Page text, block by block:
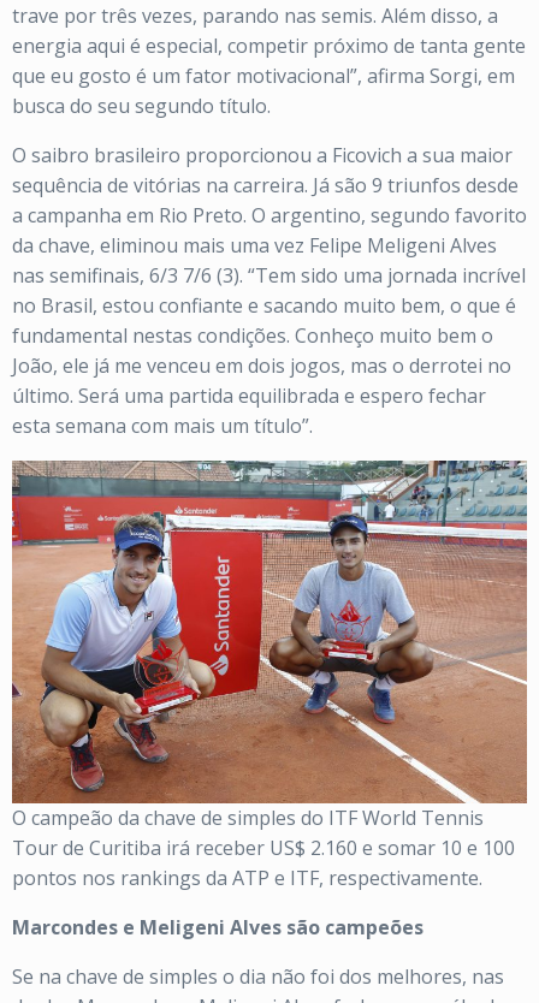
trave por três vezes, parando nas semis. Além disso, a
energia aqui é especial, competir próximo de tanta gente
que eu gosto é um fator motivacional”, afirma Sorgi, em
busca do seu segundo título.
O saibro brasileiro proporcionou a Ficovich a sua maior
sequência de vitórias na carreira. Já são 9 triunfos desde
a campanha em Rio Preto. O argentino, segundo favorito
da chave, eliminou mais uma vez Felipe Meligeni Alves
nas semifinais, 6/3 7/6 (3). “Tem sido uma jornada incrível
no Brasil, estou confiante e sacando muito bem, o que é
fundamental nestas condições. Conheço muito bem o
João, ele já me venceu em dois jogos, mas o derrotei no
último. Será uma partida equilibrada e espero fechar
esta semana com mais um título”.
O campeão da chave de simples do ITF World Tennis
Tour de Curitiba irá receber US$ 2.160 e somar 10 e 100
pontos nos rankings da ATP e ITF, respectivamente.
Marcondes e Meligeni Alves são campeões
Se na chave de simples o dia não foi dos melhores, nas